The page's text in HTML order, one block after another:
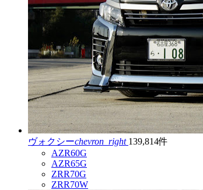
ヴォクシーchevron_right 139,814件
AZR60G
AZR65G
ZRR70G
ZRR70W